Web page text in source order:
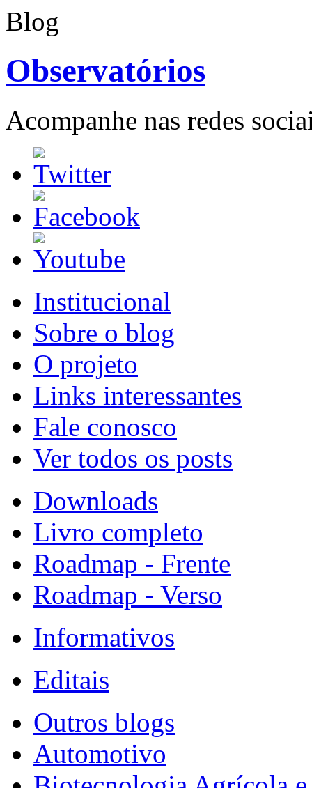
Blog
Observatórios
Acompanhe nas redes
Institucional
Sobre o blog
O projeto
Links interessantes
Fale conosco
Ver todos os posts
Downloads
Livro completo
Roadmap - Frente
Roadmap - Verso
Informativos
Editais
Outros blogs
Automotivo